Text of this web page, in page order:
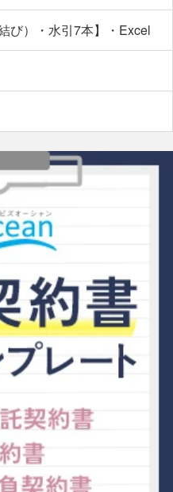
び）・水引7本】・Excel